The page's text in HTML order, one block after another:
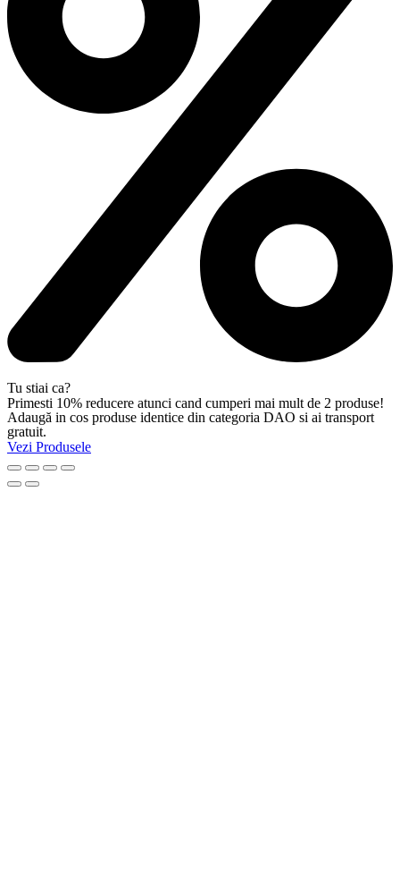
Tu stiai ca?
Primesti 10% reducere atunci cand cumperi mai mult de 2 produse!
Adaugă in cos produse identice din categoria DAO si ai transport
gratuit.
Vezi Produsele